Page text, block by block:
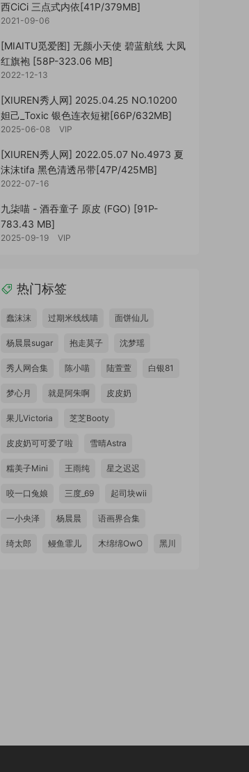
西CiCi 三点式内依[41P/379MB]
2021-09-06
[MIAITU觅爱图] 无颜小天使 碧蓝航线 大凤
红旗袍 [58P-323.06 MB]
2022-12-13
[XIUREN秀人网] 2025.04.25 NO.10200
妲己_Toxic 银色连衣短裙[66P/632MB]
2025-06-08 VIP
[XIUREN秀人网] 2022.05.07 No.4973 夏
沫沫tifa 黑色清透吊带[47P/425MB]
2022-07-16
九柒喵 - 酒吞童子 原皮 (FGO) [91P-
783.43 MB]
2025-09-19 VIP
热门标签
蠢沫沫 过期米线线喵 面饼仙儿
杨晨晨sugar 抱走莫子 沈梦瑶
秀人网合集 陈小喵 陆萱萱 白银81
梦心月 就是阿朱啊 皮皮奶
果儿Victoria 芝芝Booty
皮皮奶可可爱了啦 雪晴Astra
糯美子Mini 王雨纯 星之迟迟
咬一口兔娘 三度_69 起司块wii
一小央泽 杨晨晨 语画界合集
绮太郎 鳗鱼霏儿 木绵绵OwO 黑川